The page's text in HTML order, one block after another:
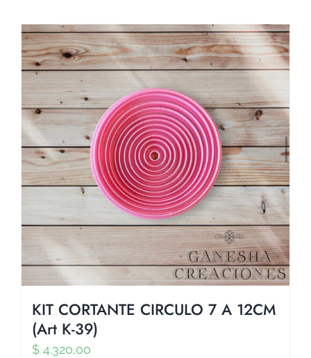
KIT CORTANTE CIRCULO 7 A 12CM
(Art K-39)
$ 4.320,00